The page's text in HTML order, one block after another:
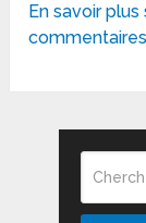
En savoir